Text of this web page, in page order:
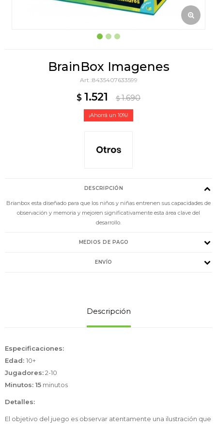
BrainBox Imagenes
8435407633599
$ 1.521 $ 1.690
10
DESCRIPCIÓN
Brianbox esta diseñado para que los niños y niñas entrenen sus capacidades de
observación y memoria y mejoren significativamente esta área clave del
desarrollo.
MEDIOS DE PAGO
ENVÍO
Descripción
Especificaciones:
Edad: 10+
Jugadores:2-10
Minutos: 15 minutos
Detalles:
El objetivo del juego es observar atentamente una ilustración que